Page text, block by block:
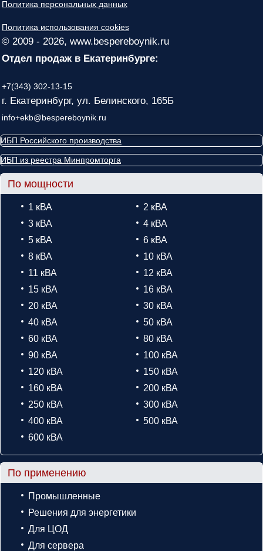
Политика персональных данных
Политика использования cookies
© 2009 - 2026, www.bespereboynik.ru
Отдел продаж в Екатеринбурге:
+7(343) 302-13-15
г. Екатеринбург, ул. Белинского, 165Б
info+ekb@bespereboynik.ru
ИБП Российского производства
ИБП из реестра Минпромторга
По мощности
1 кВА
2 кВА
3 кВА
4 кВА
5 кВА
6 кВА
8 кВА
10 кВА
11 кВА
12 кВА
15 кВА
16 кВА
20 кВА
30 кВА
40 кВА
50 кВА
60 кВА
80 кВА
90 кВА
100 кВА
120 кВА
150 кВА
160 кВА
200 кВА
250 кВА
300 кВА
400 кВА
500 кВА
600 кВА
По применению
Промышленные
Решения для энергетики
Для ЦОД
Для сервера